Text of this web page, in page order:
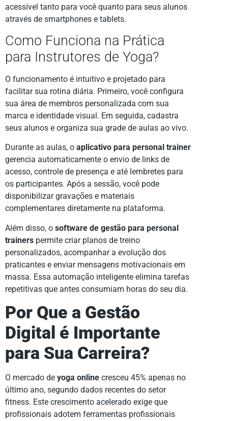
acessível tanto para você quanto para seus alunos
através de smartphones e tablets.
Como Funciona na Prática
para Instrutores de Yoga?
O funcionamento é intuitivo e projetado para
facilitar sua rotina diária. Primeiro, você configura
sua área de membros personalizada com sua
marca e identidade visual. Em seguida, cadastra
seus alunos e organiza sua grade de aulas ao vivo.
Durante as aulas, o aplicativo para personal trainer
gerencia automaticamente o envio de links de
acesso, controle de presença e até lembretes para
os participantes. Após a sessão, você pode
disponibilizar gravações e materiais
complementares diretamente na plataforma.
Além disso, o software de gestão para personal
trainers permite criar planos de treino
personalizados, acompanhar a evolução dos
praticantes e enviar mensagens motivacionais em
massa. Essa automação inteligente elimina tarefas
repetitivas que antes consumiam horas do seu dia.
Por Que a Gestão
Digital é Importante
para Sua Carreira?
O mercado de yoga online cresceu 45% apenas no
último ano, segundo dados recentes do setor
fitness. Este crescimento acelerado exige que
profissionais adotem ferramentas profissionais